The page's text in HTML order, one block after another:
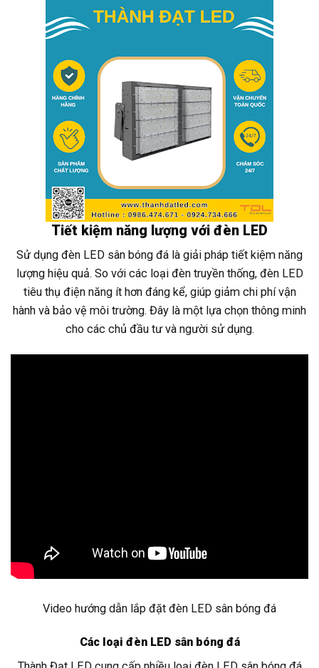
Tiết kiệm năng lượng với đèn LED
Sử dụng đèn LED sân bóng đá là giải pháp tiết kiệm năng
lượng hiệu quả. So với các loại đèn truyền thống, đèn LED
tiêu thụ điện năng ít hơn đáng kể, giúp giảm chi phí vận
hành và bảo vệ môi trường. Đây là một lựa chọn thông minh
cho các chủ đầu tư và người sử dụng.
Video hướng dẫn lắp đặt đèn LED sân bóng đá
Các loại đèn LED sân bóng đá